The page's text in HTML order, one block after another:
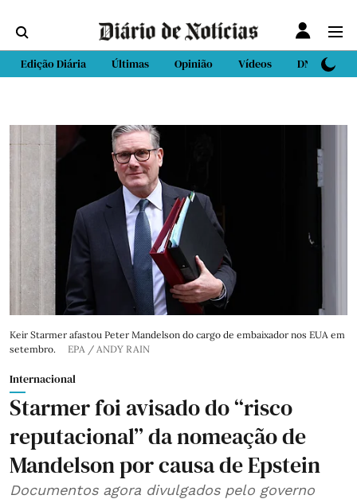
Edição Diária Últimas Opinião Vídeos DN Sport
Keir Starmer afastou Peter Mandelson do cargo de embaixador nos EUA em
setembro.
EPA / ANDY RAIN
Internacional
Starmer foi avisado do “risco
reputacional” da nomeação de
Mandelson por causa de Epstein
Documentos agora divulgados pelo governo